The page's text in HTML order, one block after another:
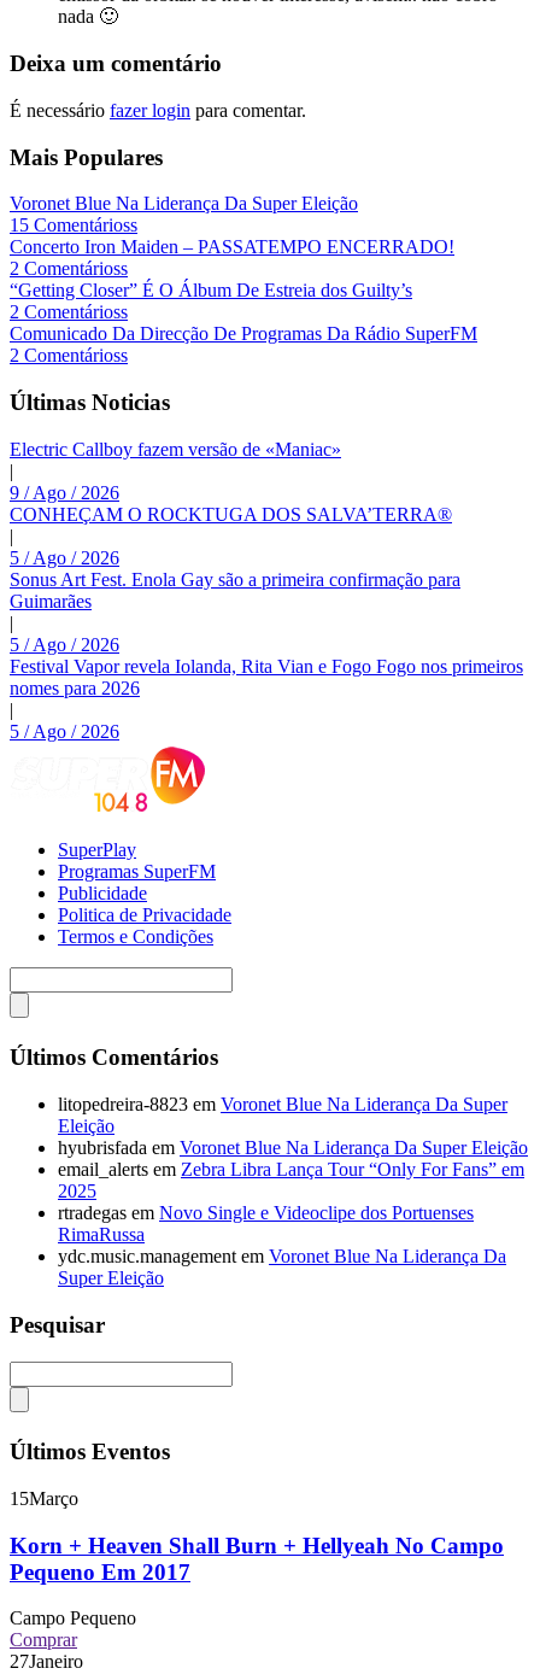
nada 🙂
Deixa um comentário
É necessário fazer login para comentar.
Mais Populares
Voronet Blue Na Liderança Da Super Eleição
15 Comentárioss
Concerto Iron Maiden – PASSATEMPO ENCERRADO!
2 Comentárioss
“Getting Closer” É O Álbum De Estreia dos Guilty’s
2 Comentárioss
Comunicado Da Direcção De Programas Da Rádio SuperFM
2 Comentárioss
Últimas Noticias
Electric Callboy fazem versão de «Maniac»
|
9 / Ago / 2026
CONHEÇAM O ROCKTUGA DOS SALVA’TERRA®
|
5 / Ago / 2026
Sonus Art Fest. Enola Gay são a primeira confirmação para
Guimarães
|
5 / Ago / 2026
Festival Vapor revela Iolanda, Rita Vian e Fogo Fogo nos primeiros
nomes para 2026
|
5 / Ago / 2026
SuperPlay
Programas SuperFM
Publicidade
Politica de Privacidade
Termos e Condições
Últimos Comentários
litopedreira-8823 em Voronet Blue Na Liderança Da Super
Eleição
hyubrisfada em Voronet Blue Na Liderança Da Super Eleição
email_alerts em Zebra Libra Lança Tour “Only For Fans” em
2025
rtradegas em Novo Single e Videoclipe dos Portuenses
RimaRussa
ydc.music.management em Voronet Blue Na Liderança Da
Super Eleição
Pesquisar
Últimos Eventos
15Março
Korn + Heaven Shall Burn + Hellyeah No Campo
Pequeno Em 2017
Campo Pequeno
Comprar
27Janeiro